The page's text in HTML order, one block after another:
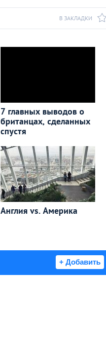
В ЗАКЛАДКИ
7 главных выводов о
британцах, сделанных
спустя
Англия vs. Америка
+ Добавить